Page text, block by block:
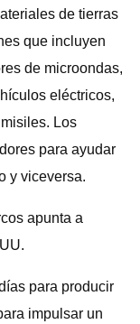
de tierras
que incluyen
de microondas,
eléctricos,
Los
para ayudar
y viceversa.
apunta a
para producir
impulsar un